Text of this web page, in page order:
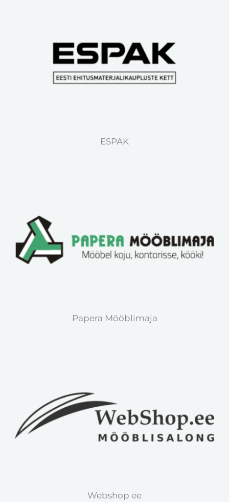
ESPAK
Papera Mööblimaja
Webshop ee